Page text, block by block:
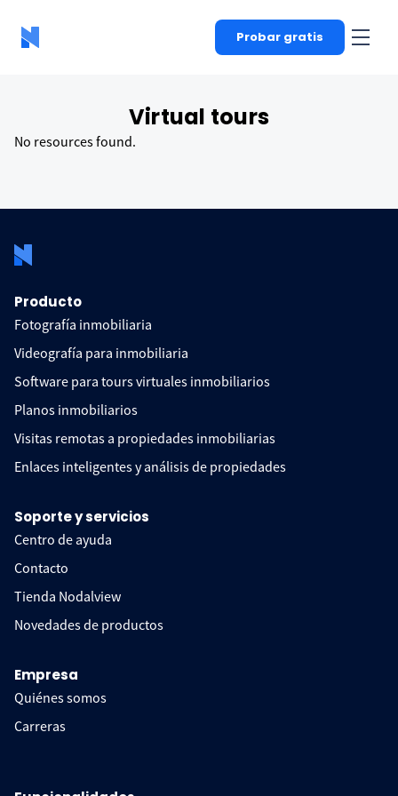
Probar gratis
Virtual tours
Recursos en Virtual tours
No resources found.
Producto
Fotografía inmobiliaria
Videografía para inmobiliaria
Software para tours virtuales inmobiliarios
Planos inmobiliarios
Visitas remotas a propiedades inmobiliarias
Enlaces inteligentes y análisis de propiedades
Soporte y servicios
Centro de ayuda
Contacto
Tienda Nodalview
Novedades de productos
Empresa
Quiénes somos
Carreras